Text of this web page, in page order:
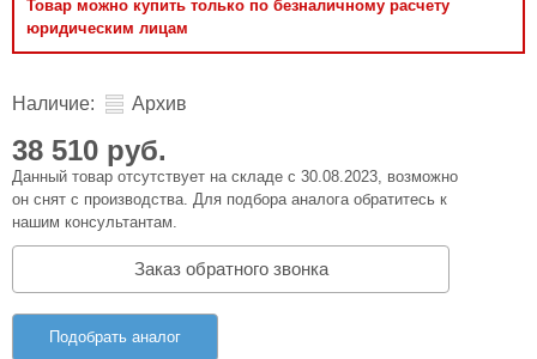
Товар можно купить только по безналичному расчету
юридическим лицам
Наличие: Архив
38 510 руб.
Данный товар отсутствует на складе с 30.08.2023, возможно
он снят с производства. Для подбора аналога обратитесь к
нашим консультантам.
Заказ обратного звонка
Подобрать аналог